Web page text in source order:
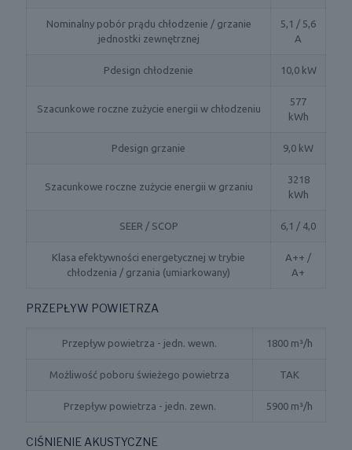
Nominalny pobór prądu chłodzenie / grzanie
jednostki zewnętrznej
5,1 / 5,6
A
Pdesign chłodzenie 10,0 kW
Szacunkowe roczne zużycie energii w chłodzeniu
577
kWh
Pdesign grzanie 9,0 kW
Szacunkowe roczne zużycie energii w grzaniu
3218
kWh
SEER / SCOP 6,1 / 4,0
Klasa efektywności energetycznej w trybie
chłodzenia / grzania (umiarkowany)
A++ /
A+
PRZEPŁYW POWIETRZA
Przepływ powietrza - jedn. wewn. 1800 m³/h
Możliwość poboru świeżego powietrza TAK
Przepływ powietrza - jedn. zewn. 5900 m³/h
CIŚNIENIE AKUSTYCZNE